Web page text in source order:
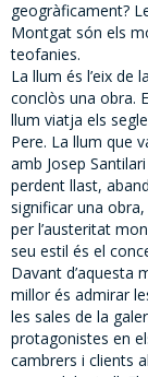
geogràficament?
Montgat són els
teofanies.
La llum és l’eix de
conclòs una obra.
llum viatja els
Pere. La llum que
amb Josep
perdent llast,
significar una
per l’austeritat
seu estil és el
Davant d’aquesta
millor és admirar
les sales de la
protagonistes en
cambrers i clients